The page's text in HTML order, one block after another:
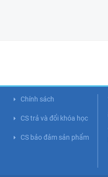
Chính sách
CS trả và đổi khóa học
CS bảo đảm sản phẩm